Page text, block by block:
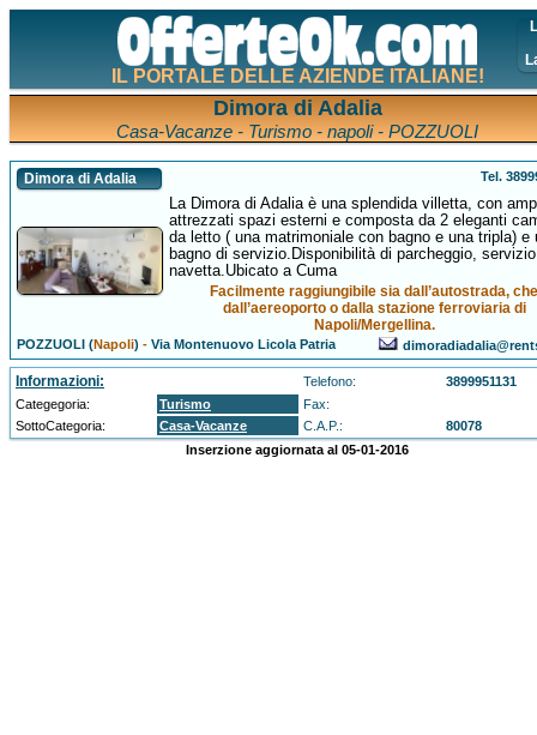
IL PORTALE DELLE AZIENDE ITALIANE!
Dimora di Adalia
Casa-Vacanze - Turismo - napoli - POZZUOLI
Dimora di Adalia Tel.
La Dimora di Adalia è una splendida villetta, con
attrezzati spazi esterni e composta da 2 eleganti
da letto ( una matrimoniale con bagno e una tripla) e
bagno di servizio.Disponibilità di parcheggio, servizio
navetta.Ubicato a Cuma
Facilmente raggiungibile sia dall’autostrada,
dall’aereoporto o dalla stazione ferroviaria di
Napoli/Mergellina.
POZZUOLI (Napoli) -Via Montenuovo Licola Patria
Informazioni: Telefono:
3899951131
Categegoria:
Turismo
Fax:
SottoCategoria:
Casa-Vacanze C.A.P.:
80078
Inserzione aggiornata al 05-01-2016